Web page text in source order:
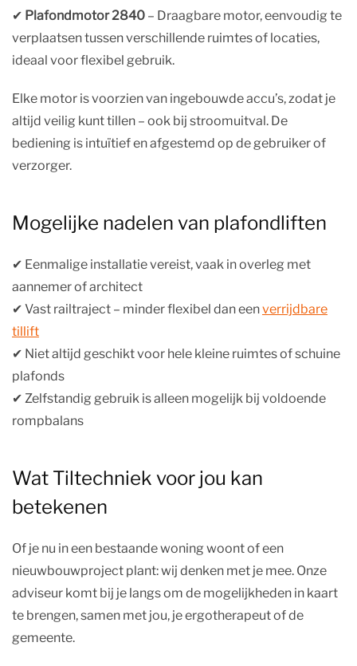
✔︎ Plafondmotor 2840 – Draagbare motor, eenvoudig te
verplaatsen tussen verschillende ruimtes of locaties,
ideaal voor flexibel gebruik.
Elke motor is voorzien van ingebouwde accu’s, zodat je
altijd veilig kunt tillen – ook bij stroomuitval. De
bediening is intuïtief en afgestemd op de gebruiker of
verzorger.
Mogelijke nadelen van plafondliften
✔︎ Eenmalige installatie vereist, vaak in overleg met
aannemer of architect
✔︎ Vast railtraject – minder flexibel dan eenverrijdbare
tillift
✔︎ Niet altijd geschikt voor hele kleine ruimtes of schuine
plafonds
✔︎ Zelfstandig gebruik is alleen mogelijk bij voldoende
rompbalans
Wat Tiltechniek voor jou kan
betekenen
Of je nu in een bestaande woning woont of een
nieuwbouwproject plant: wij denken met je mee. Onze
adviseur komt bij je langs om de mogelijkheden in kaart
te brengen, samen met jou, je ergotherapeut of de
gemeente.